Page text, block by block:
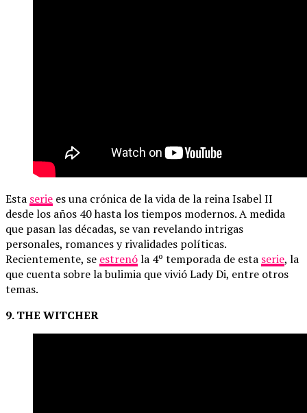
Esta serie es una crónica de la vida de la reina Isabel II
desde los años 40 hasta los tiempos modernos. A medida
que pasan las décadas, se van revelando intrigas
personales, romances y rivalidades políticas.
Recientemente, se estrenóla 4º temporada de esta serie, la
que cuenta sobre la bulimia que vivió Lady Di, entre otros
temas.
9. THE WITCHER